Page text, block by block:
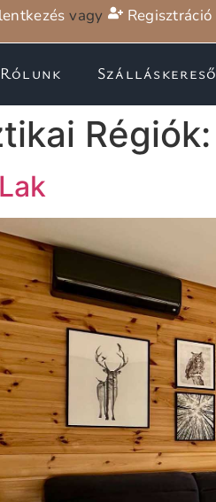
vagy Regisztráció
Rólunk Szálláskereső
Régiók: